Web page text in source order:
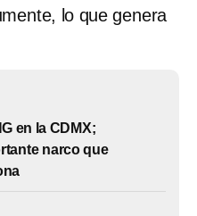
lo que genera
en la CDMX;
narco que